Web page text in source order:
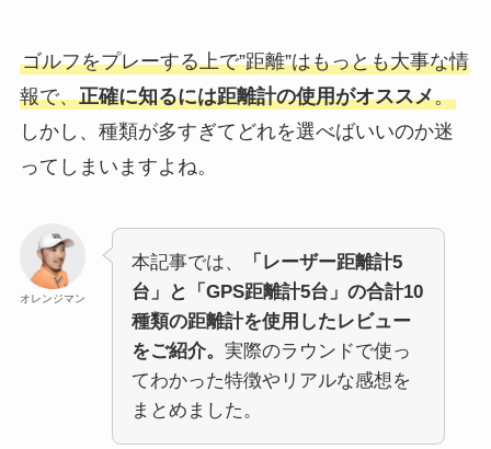
ゴルフをプレーする上で”距離”はもっとも大事な情
報で、正確に知るには距離計の使用がオススメ。
しかし、種類が多すぎてどれを選べばいいのか迷
ってしまいますよね。
オレンジマン
本記事では、
「レーザー距離計5
台」と「GPS距離計5台」の合計10
種類の距離計を使用したレビュー
をご紹介。 実際のラウンドで使っ
てわかった特徴やリアルな感想を
まとめました。